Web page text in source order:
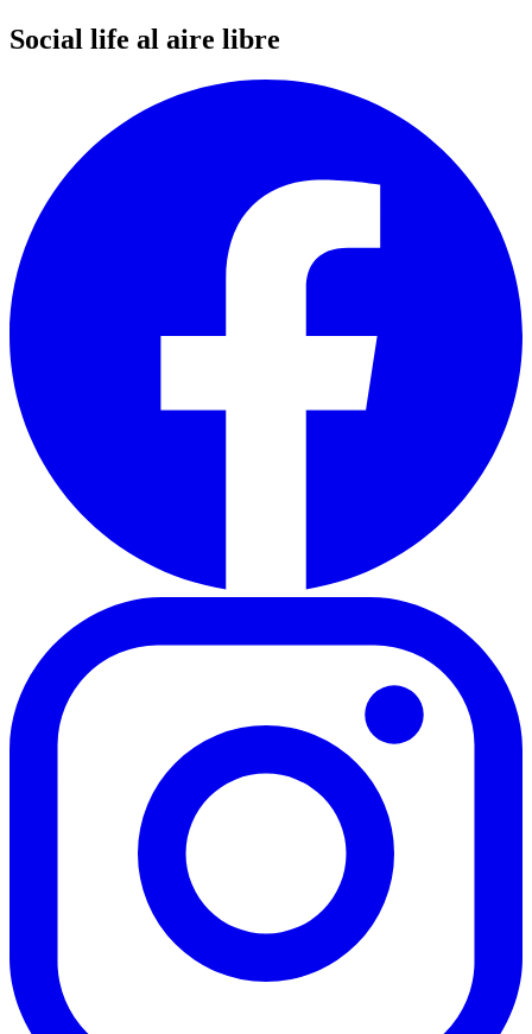
Social life al aire libre